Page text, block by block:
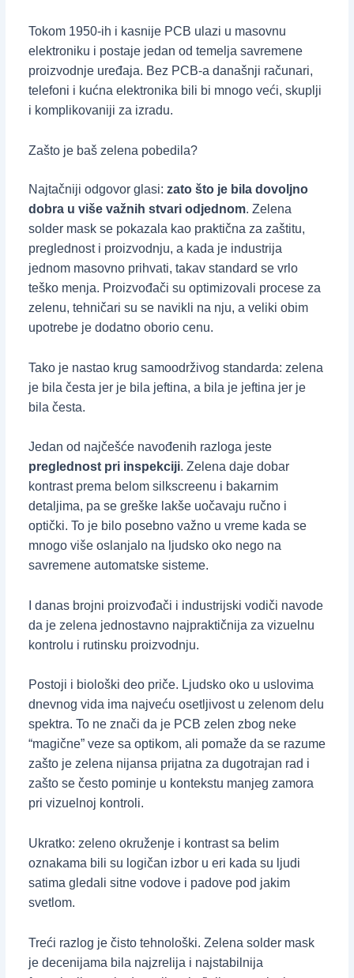
Tokom 1950-ih i kasnije PCB ulazi u masovnu
elektroniku i postaje jedan od temelja savremene
proizvodnje uređaja. Bez PCB-a današnji računari,
telefoni i kućna elektronika bili bi mnogo veći, skuplji
i komplikovaniji za izradu.
Zašto je baš zelena pobedila?
Najtačniji odgovor glasi: zato što je bila dovoljno
dobra u više važnih stvari odjednom. Zelena
solder mask se pokazala kao praktična za zaštitu,
preglednost i proizvodnju, a kada je industrija
jednom masovno prihvati, takav standard se vrlo
teško menja. Proizvođači su optimizovali procese za
zelenu, tehničari su se navikli na nju, a veliki obim
upotrebe je dodatno oborio cenu.
Tako je nastao krug samoodrživog standarda: zelena
je bila česta jer je bila jeftina, a bila je jeftina jer je
bila česta.
Jedan od najčešće navođenih razloga jeste
preglednost pri inspekciji. Zelena daje dobar
kontrast prema belom silkscreenu i bakarnim
detaljima, pa se greške lakše uočavaju ručno i
optički. To je bilo posebno važno u vreme kada se
mnogo više oslanjalo na ljudsko oko nego na
savremene automatske sisteme.
I danas brojni proizvođači i industrijski vodiči navode
da je zelena jednostavno najpraktičnija za vizuelnu
kontrolu i rutinsku proizvodnju.
Postoji i biološki deo priče. Ljudsko oko u uslovima
dnevnog vida ima najveću osetljivost u zelenom delu
spektra. To ne znači da je PCB zelen zbog neke
“magične” veze sa optikom, ali pomaže da se razume
zašto je zelena nijansa prijatna za dugotrajan rad i
zašto se često pominje u kontekstu manjeg zamora
pri vizuelnoj kontroli.
Ukratko: zeleno okruženje i kontrast sa belim
oznakama bili su logičan izbor u eri kada su ljudi
satima gledali sitne vodove i padove pod jakim
svetlom.
Treći razlog je čisto tehnološki. Zelena solder mask
je decenijama bila najzrelija i najstabilnija